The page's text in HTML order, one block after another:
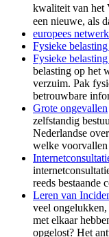
kwaliteit van
een nieuwe, als
europees
Fysieke
Fysieke
belasting op het
verzuim. Pak
betrouwbare
Grote ongevallen
zelfstandig
Nederlandse
welke
reeds bestaande
Leren van
veel
met elkaar
opgelost? Het